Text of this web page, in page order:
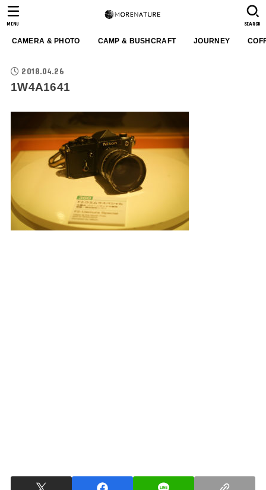
CAMERA & PHOTO CAMP & BUSHCRAFT JOURNEY
SEARCH
MENU
2018.04.26
1W4A1641